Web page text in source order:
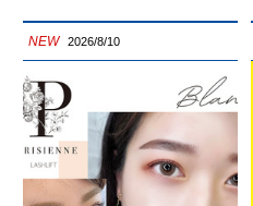
NEW 2026/8/10